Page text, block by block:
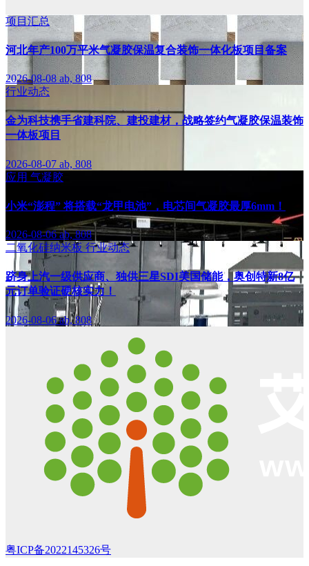
项目汇总
河北年产100万平米气凝胶保温复合装饰一体化板项目备案
2026-08-08ab, 808
行业动态
金为科技携手省建科院、建投建材，战略签约气凝胶保温装饰
一体板项目
2026-08-07 ab, 808
应用 气凝胶
小米“澎程” 将搭载“龙甲电池”，电芯间气凝胶最厚6mm！
2026-08-06ab, 808
二氧化硅纳米板 行业动态
跻身上汽一级供应商、独供三星SDI美国储能，奥创特新8亿
元订单验证硬核实力！
2026-08-06ab, 808
粤ICP备2022145326号